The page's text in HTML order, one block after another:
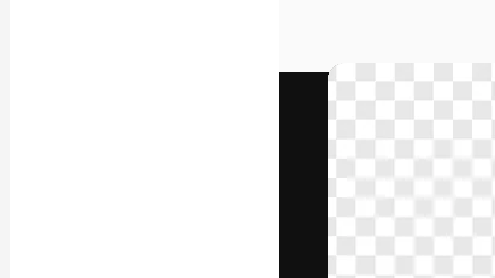
Vídeos
Ícones
Fontes
A